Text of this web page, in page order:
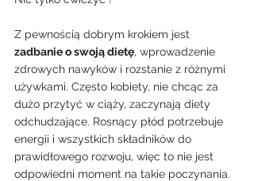
Z pewnością dobrym krokiem jest
zadbanie o swoją dietę, wprowadzenie
zdrowych nawyków i rozstanie z różnymi
używkami. Często kobiety, nie chcąc za
dużo przytyć w ciąży, zaczynają diety
odchudzające. Rosnący płód potrzebuje
energii i wszystkich składników do
prawidłowego rozwoju, więc to nie jest
odpowiedni moment na takie poczynania.